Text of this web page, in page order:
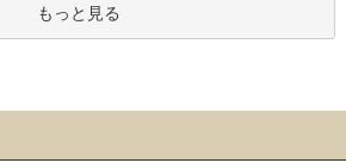
もっと見る